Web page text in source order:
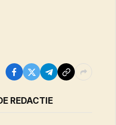
REDACTIE